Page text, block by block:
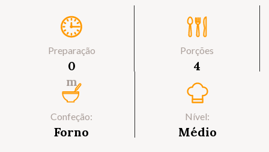
Preparação
0
m
Porções
4
Confeção:
Forno
Nível:
Médio